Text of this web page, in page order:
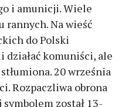
i amunicji. Wiele
rannych. Na wieść
do Polski
komuniści, ale
20 września
Rozpaczliwa obrona
został 13-